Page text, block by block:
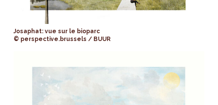
Josaphat: vue sur le bioparc
© perspective.brussels / BUUR